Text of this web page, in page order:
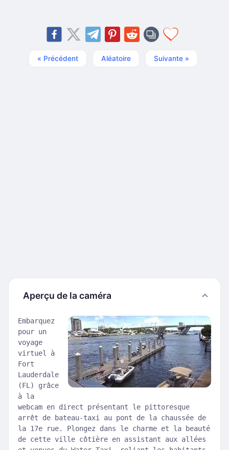
« Précédent Aléatoire Suivante »
Aperçu de la caméra
Embarquez
pour un
voyage
virtuel à
Fort
Lauderdale
(FL) grâce
à la
webcam en direct présentant le pittoresque
arrêt de bateau-taxi au pont de la chaussée de
la 17e rue. Plongez dans le charme et la beauté
de cette ville côtière en assistant aux allées